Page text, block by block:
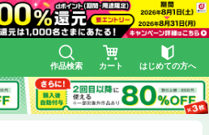
作品検索 カート はじめての方へ